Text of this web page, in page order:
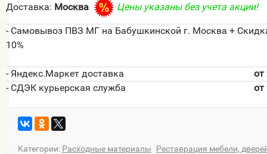
Доставка: Москва Цены указаны без учета акции!
- Самовывоз ПВЗ МГ на Бабушкинской г. Москва +
10%
- Яндекс.Маркет доставка
- СДЭК курьерская служба
Категории: Расходные материалы
Реставрация мебели,